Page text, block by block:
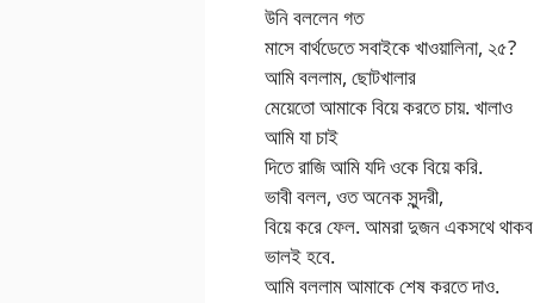
উনি বললেন গত
মাসে বার্থডেতে সবাইকে খাওয়ালিনা, ২৫?
আমি বললাম, ছোটখালার
মেয়েতো আমাকে বিয়ে করতে চায়. খালাও
আমি যা চাই
দিতে রাজি আমি যদি ওকে বিয়ে করি.
ভাবী বলল, ওত অনেক সুন্দরী,
বিয়ে করে ফেল. আমরা দুজন একসথে থাকব
ভালই হবে.
আমি বললাম আমাকে শেষ করতে দাও.